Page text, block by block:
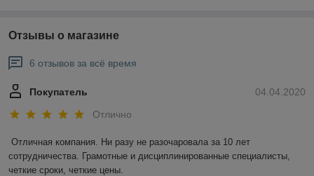
Отзывы о магазине
6 отзывов за всё время
04.04.2020
Покупатель
Отлично
Отличная компания. Ни разу не разочаровала за 10 лет
сотрудничества. Грамотные и дисциплинированные специалисты,
четкие сроки, четкие цены.